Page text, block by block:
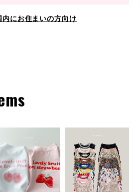
内にお住まいの方向け